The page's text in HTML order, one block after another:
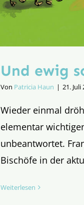
Und ewig
Von Patricia Haun | 21. Juli
Wieder einmal
elementar
unbeantwortet.
Bischöfe in der
Weiterlesen